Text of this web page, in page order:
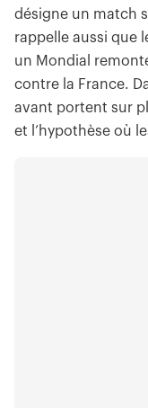
désigne un match
rappelle aussi que
un Mondial
contre la France.
avant portent sur
et l’hypothèse où